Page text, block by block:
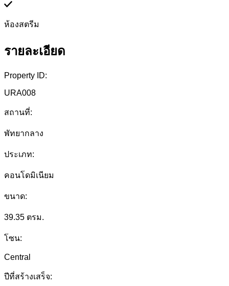
ห้องสตรีม
รายละเอียด
Property ID:
URA008
สถานที่:
พัทยากลาง
ประเภท:
คอนโดมิเนียม
ขนาด:
39.35 ตรม.
โซน:
Central
ปีที่สร้างเสร็จ: